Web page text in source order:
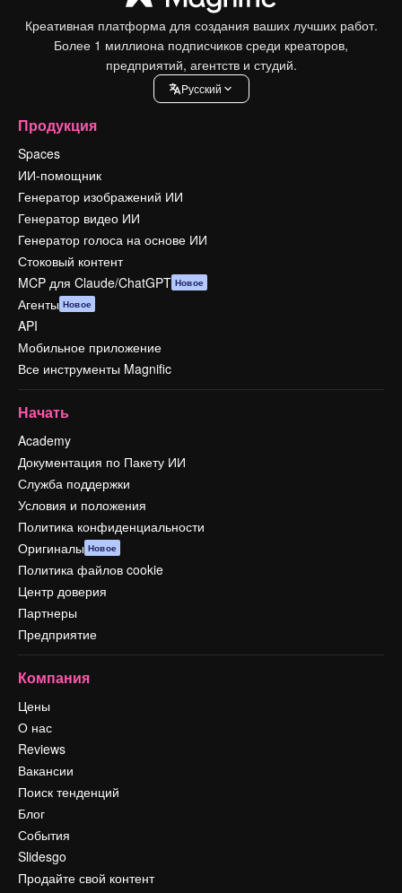
Креативная платформа для создания ваших лучших работ.
Более 1 миллиона подписчиков среди креаторов,
предприятий, агентств и студий.
Pусский
Продукция
Spaces
ИИ-помощник
Генератор изображений ИИ
Генератор видео ИИ
Генератор голоса на основе ИИ
Стоковый контент
MCP для Claude/ChatGPT Новое
Агенты Новое
API
Мобильное приложение
Все инструменты Magnific
Начать
Academy
Документация по Пакету ИИ
Служба поддержки
Условия и положения
Политика конфиденциальности
Оригиналы Новое
Политика файлов cookie
Центр доверия
Партнеры
Предприятие
Компания
Цены
О нас
Reviews
Вакансии
Поиск тенденций
Блог
События
Slidesgo
Продайте свой контент